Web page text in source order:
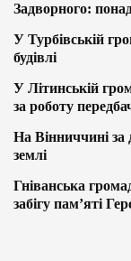
Задворного:
У Турбівській
будівлі
У Літинській
за роботу
На Вінниччині за
землі
Гніванська
забігу пам’яті